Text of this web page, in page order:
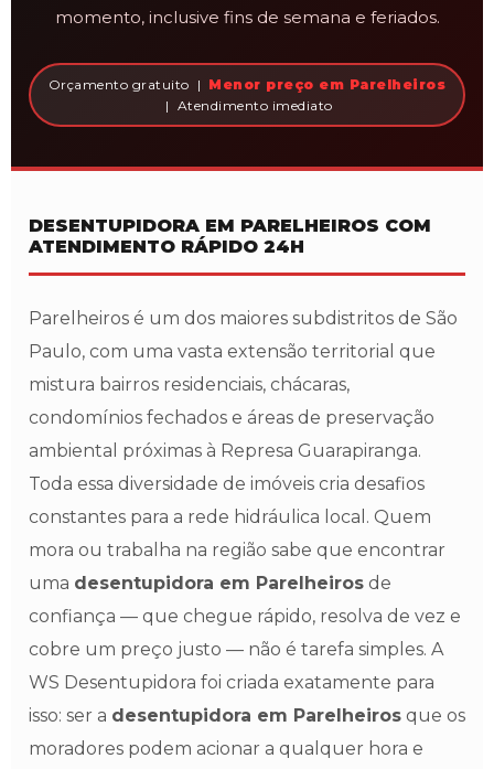
momento, inclusive fins de semana e feriados.
Orçamento gratuito | Menor preço em Parelheiros
| Atendimento imediato
DESENTUPIDORA EM PARELHEIROS COM
ATENDIMENTO RÁPIDO 24H
Parelheiros é um dos maiores subdistritos de São
Paulo, com uma vasta extensão territorial que
mistura bairros residenciais, chácaras,
condomínios fechados e áreas de preservação
ambiental próximas à Represa Guarapiranga.
Toda essa diversidade de imóveis cria desafios
constantes para a rede hidráulica local. Quem
mora ou trabalha na região sabe que encontrar
uma desentupidora em Parelheiros de
confiança — que chegue rápido, resolva de vez e
cobre um preço justo — não é tarefa simples. A
WS Desentupidora foi criada exatamente para
isso: ser a desentupidora em Parelheiros que os
moradores podem acionar a qualquer hora e